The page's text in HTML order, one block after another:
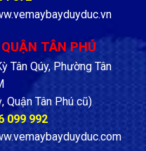
TÂN PHÚ
Tân Qúy, Phường Tân
Quận Tân Phú cũ)
099 992